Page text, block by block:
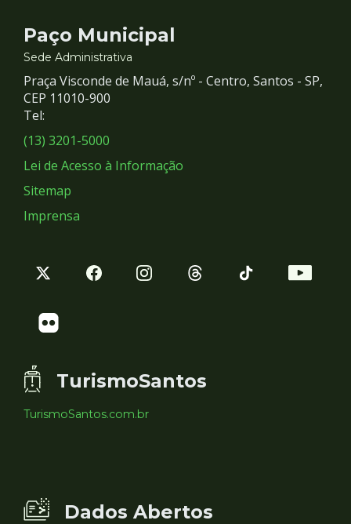
Contato
e
Redes
Sociais
Paço Municipal
Sede Administrativa
Praça Visconde de Mauá, s/nº - Centro, Santos - SP,
CEP 11010-900
Tel:
(13) 3201-5000
Lei de Acesso à Informação
Sitemap
Imprensa
TurismoSantos
TurismoSantos.com.br
Dados Abertos